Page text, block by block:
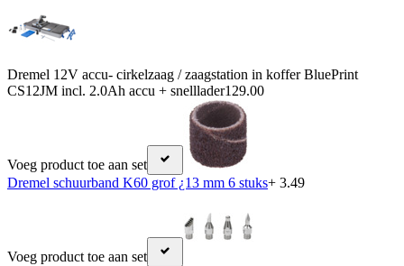
Dremel 12V accu- cirkelzaag / zaagstation in koffer BluePrint
CS12JM incl. 2.0Ah accu + snelllader129.00
Voeg product toe aan set
Dremel schuurband K60 grof ¿13 mm 6 stuks+ 3.49
Voeg product toe aan set